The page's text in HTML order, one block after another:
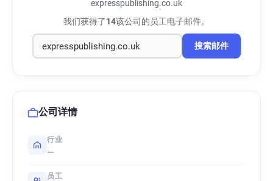
expresspublishing.co.uk
我们获得了14该公司的员工电子邮件。
搜索邮件
公司详情
行业
—
员工